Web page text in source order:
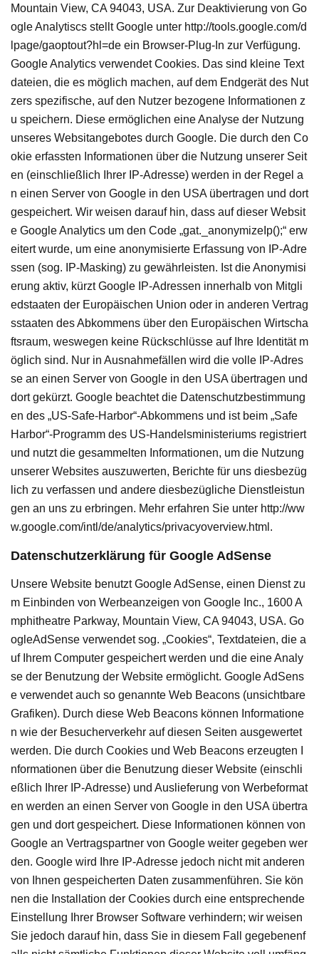
Mountain View, CA 94043, USA. Zur Deaktivierung von Go
ogle Analytiscs stellt Google unter http://tools.google.com/d
lpage/gaoptout?hl=de ein Browser-Plug-In zur Verfügung.
Google Analytics verwendet Cookies. Das sind kleine Text
dateien, die es möglich machen, auf dem Endgerät des Nut
zers spezifische, auf den Nutzer bezogene Informationen z
u speichern. Diese ermöglichen eine Analyse der Nutzung
unseres Websitangebotes durch Google. Die durch den Co
okie erfassten Informationen über die Nutzung unserer Seit
en (einschließlich Ihrer IP-Adresse) werden in der Regel a
n einen Server von Google in den USA übertragen und dort
gespeichert. Wir weisen darauf hin, dass auf dieser Websit
e Google Analytics um den Code „gat._anonymizeIp();“ erw
eitert wurde, um eine anonymisierte Erfassung von IP-Adre
ssen (sog. IP-Masking) zu gewährleisten. Ist die Anonymisi
erung aktiv, kürzt Google IP-Adressen innerhalb von Mitgli
edstaaten der Europäischen Union oder in anderen Vertrag
sstaaten des Abkommens über den Europäischen Wirtscha
ftsraum, weswegen keine Rückschlüsse auf Ihre Identität m
öglich sind. Nur in Ausnahmefällen wird die volle IP-Adres
se an einen Server von Google in den USA übertragen und
dort gekürzt. Google beachtet die Datenschutzbestimmung
en des „US-Safe-Harbor“-Abkommens und ist beim „Safe
Harbor“-Programm des US-Handelsministeriums registriert
und nutzt die gesammelten Informationen, um die Nutzung
unserer Websites auszuwerten, Berichte für uns diesbezüg
lich zu verfassen und andere diesbezügliche Dienstleistun
gen an uns zu erbringen. Mehr erfahren Sie unter http://ww
w.google.com/intl/de/analytics/privacyoverview.html.
Datenschutzerklärung für Google AdSense
Unsere Website benutzt Google AdSense, einen Dienst zu
m Einbinden von Werbeanzeigen von Google Inc., 1600 A
mphitheatre Parkway, Mountain View, CA 94043, USA. Go
ogleAdSense verwendet sog. „Cookies“, Textdateien, die a
uf Ihrem Computer gespeichert werden und die eine Analy
se der Benutzung der Website ermöglicht. Google AdSens
e verwendet auch so genannte Web Beacons (unsichtbare
Grafiken). Durch diese Web Beacons können Informatione
n wie der Besucherverkehr auf diesen Seiten ausgewertet
werden. Die durch Cookies und Web Beacons erzeugten I
nformationen über die Benutzung dieser Website (einschli
eßlich Ihrer IP-Adresse) und Auslieferung von Werbeformat
en werden an einen Server von Google in den USA übertra
gen und dort gespeichert. Diese Informationen können von
Google an Vertragspartner von Google weiter gegeben wer
den. Google wird Ihre IP-Adresse jedoch nicht mit anderen
von Ihnen gespeicherten Daten zusammenführen. Sie kön
nen die Installation der Cookies durch eine entsprechende
Einstellung Ihrer Browser Software verhindern; wir weisen
Sie jedoch darauf hin, dass Sie in diesem Fall gegebenenf